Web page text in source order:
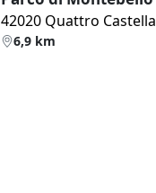
42020 Quattro Castella
6,9 km